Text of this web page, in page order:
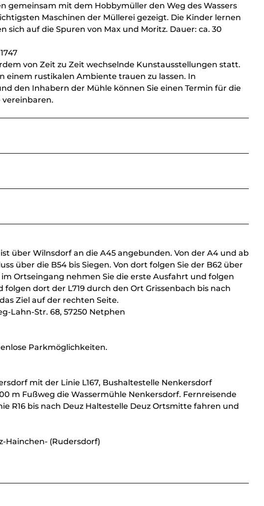
gemeinsam mit dem Hobbymüller den Weg des Wassers
Maschinen der Müllerei gezeigt. Die Kinder lernen
auf die Spuren von Max und Moritz. Dauer: ca. 30
von Zeit zu Zeit wechselnde Kunstausstellungen statt.
einem rustikalen Ambiente trauen zu lassen. In
den Inhabern der Mühle können Sie einen Termin für die
über Wilnsdorf an die A45 angebunden. Von der A4 und ab
über die B54 bis Siegen. Von dort folgen Sie der B62 über
Ortseingang nehmen Sie die erste Ausfahrt und folgen
dort der L719 durch den Ort Grissenbach bis nach
Ziel auf der rechten Seite.
Lahn-Str. 68, 57250 Netphen
Parkmöglichkeiten.
mit der Linie L167, Bushaltestelle Nenkersdorf
m Fußweg die Wassermühle Nenkersdorf. Fernreisende
R16 bis nach Deuz Haltestelle Deuz Ortsmitte fahren und
Hainchen- (Rudersdorf)